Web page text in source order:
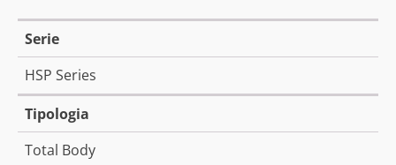
Serie
HSP Series
Tipologia
Total Body